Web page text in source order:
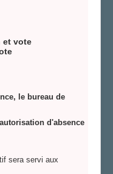
et vote
le bureau de
d'absence
sera servi aux